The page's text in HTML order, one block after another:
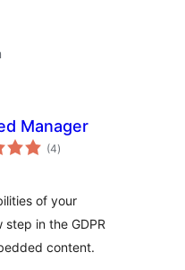
Manager
(4toplam
puan
)
of your
in the GDPR
content.